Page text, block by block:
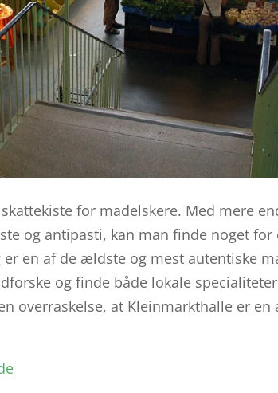
for madelskere. Med mere
og antipasti, kan man finde noget for
en af de ældste og mest autentiske
og finde både lokale
overraskelse, at Kleinmarkthalle er en